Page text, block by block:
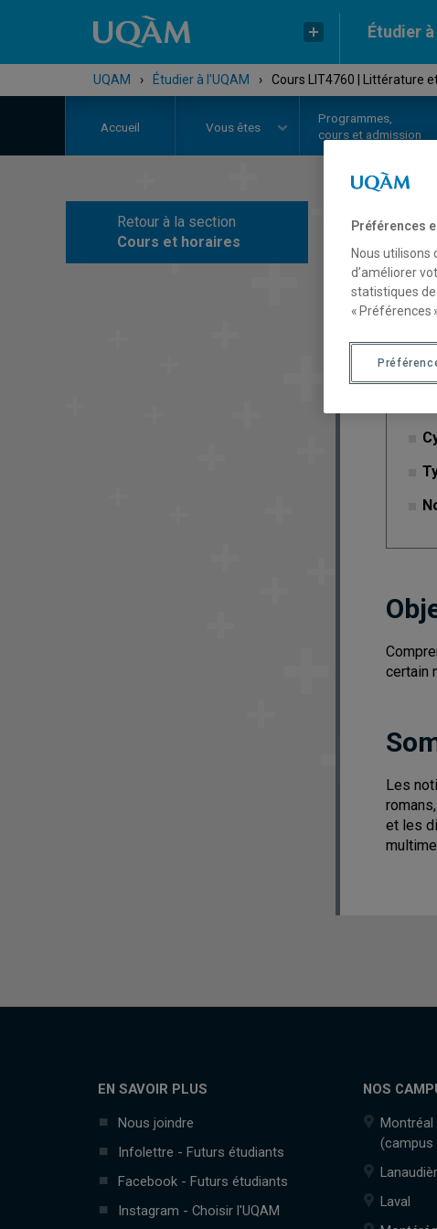
Étudier
UQAM › Étudier à l'UQAM › Cours LIT4760 | Littérature
Accueil Vous êtes
Programmes,
cours et admission
Retour à la section
Cours et horaires
certain
Les
et les
EN SAVOIR PLUS
Nous joindre
Infolettre - Futurs étudiants
Facebook - Futurs étudiants
Instagram - Choisir l'UQAM
NOS
Montréal
(campus
Laval
Préférences
Nous
d’améliorer
statistiques
« Préférences